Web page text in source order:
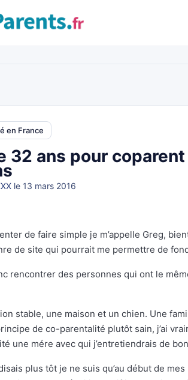
en France
32 ans pour
le 13 mars 2016
de faire simple je m’appelle Greg,
de site qui pourrait me permettre de
rencontrer des personnes qui ont le
stable, une maison et un chien. Une
de co-parentalité plutôt sain, j’ai
une mére avec qui j’entretiendrais de
plus tôt je ne suis qu’au début de